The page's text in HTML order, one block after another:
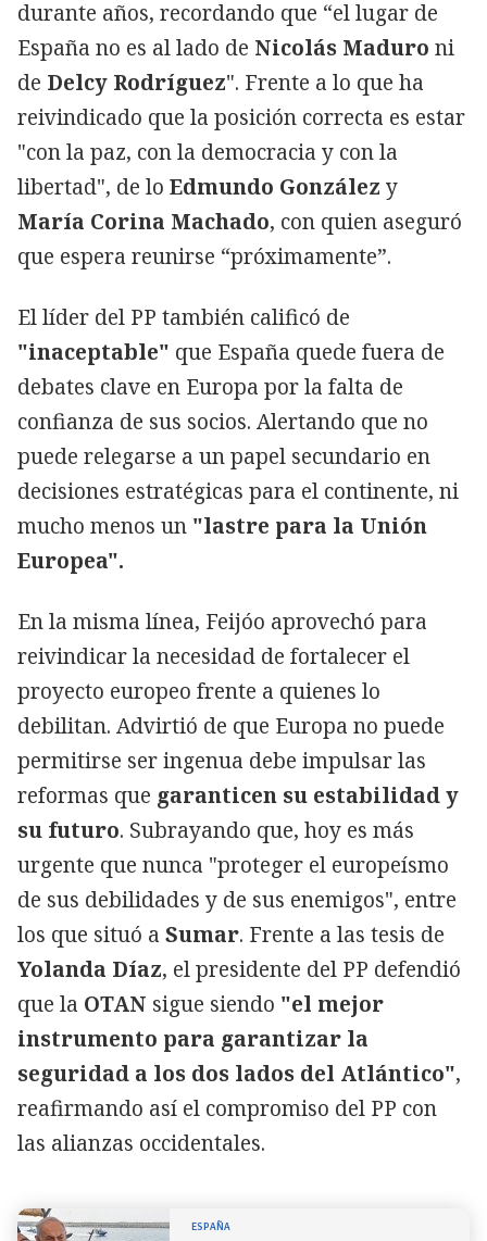
durante años, recordando que “el lugar de
España no es al lado de Nicolás Maduro ni
de Delcy Rodríguez". Frente a lo que ha
reivindicado que la posición correcta es estar
"con la paz, con la democracia y con la
libertad", de lo Edmundo González y
María Corina Machado, con quien aseguró
que espera reunirse “próximamente”.
El líder del PP también calificó de
"inaceptable" que España quede fuera de
debates clave en Europa por la falta de
confianza de sus socios. Alertando que no
puede relegarse a un papel secundario en
decisiones estratégicas para el continente, ni
mucho menos un "lastre para la Unión
Europea".
En la misma línea, Feijóo aprovechó para
reivindicar la necesidad de fortalecer el
proyecto europeo frente a quienes lo
debilitan. Advirtió de que Europa no puede
permitirse ser ingenua debe impulsar las
reformas que garanticen su estabilidad y
su futuro. Subrayando que, hoy es más
urgente que nunca "proteger el europeísmo
de sus debilidades y de sus enemigos", entre
los que situó a Sumar. Frente a las tesis de
Yolanda Díaz, el presidente del PP defendió
que la OTAN sigue siendo "el mejor
instrumento para garantizar la
seguridad a los dos lados del Atlántico",
reafirmando así el compromiso del PP con
las alianzas occidentales.
ESPAÑA